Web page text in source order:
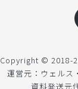
Copyright © 2018-
運営元：ウェルス
資料発送元